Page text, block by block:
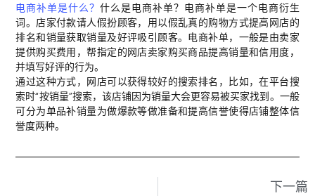
电商补单是什么？什么是电商补单？电商补单是一个电商衍生
词。店家付款请人假扮顾客，用以假乱真的购物方式提高网店的
排名和销量获取销量及好评吸引顾客。电商补单，一般是由卖家
提供购买费用，帮指定的网店卖家购买商品提高销量和信用度，
并填写好评的行为。
通过这种方式，网店可以获得较好的搜索排名，比如，在平台搜
索时“按销量”搜索，该店铺因为销量大会更容易被买家找到。一般
可分为单品补销量为做爆款等做准备和提高信誉使得店铺整体信
誉度两种。
下一篇